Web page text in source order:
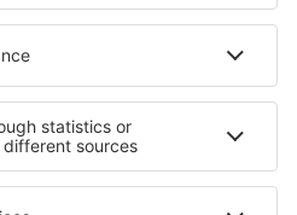
in Bretagne
Hotels in Trois Vallées
Hotels in Punta Cana